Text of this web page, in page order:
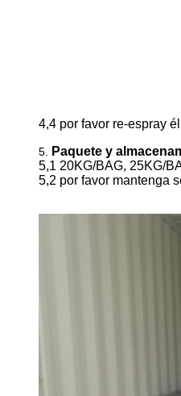
4,4 por favor re-espray
5.
Paquete y
5,1 20KG/BAG, 25KG/
5,2 por favor mantenga